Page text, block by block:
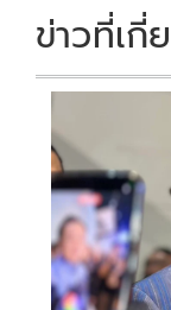
k
ข่าวที่เกี่